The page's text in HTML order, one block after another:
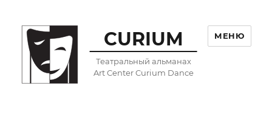
CURIUM
Театральный альманах
Art Center Curium Dance
МЕНЮ